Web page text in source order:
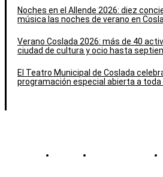
Noches en el Allende 2026: diez
música las noches de verano en
Verano Coslada 2026: más de 40
ciudad de cultura y ocio hasta
El Teatro Municipal de Coslada
programación especial abierta a toda
Contacto Política de cookies